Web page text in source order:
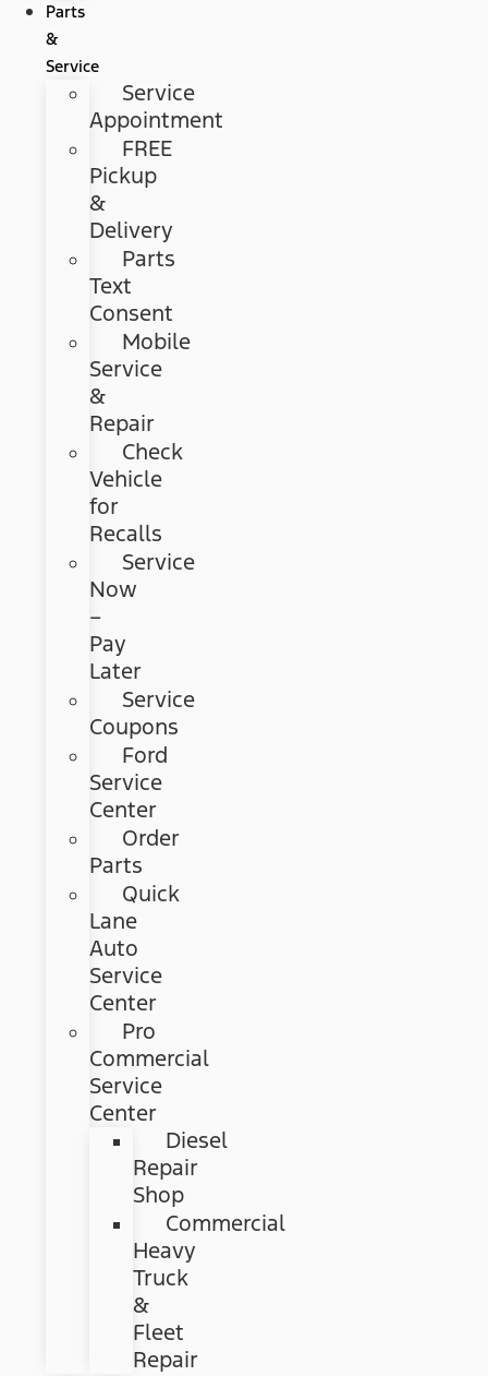
Parts
&
Service
Service
Appointment
FREE
Pickup
&
Delivery
Parts
Text
Consent
Mobile
Service
&
Repair
Check
Vehicle
for
Recalls
Service
Now
–
Pay
Later
Service
Coupons
Ford
Service
Center
Order
Parts
Quick
Lane
Auto
Service
Center
Pro
Commercial
Service
Center
Diesel
Repair
Shop
Commercial
Heavy
Truck
&
Fleet
Repair